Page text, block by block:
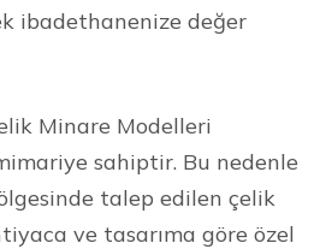
ibadethanenize değer
Minare Modelleri
sahiptir. Bu nedenle
talep edilen çelik
ve tasarıma göre özel